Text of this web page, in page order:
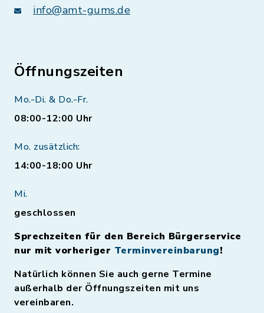
info@amt-gums.de
Öffnungszeiten
Mo.-Di. & Do.-Fr.
08:00-12:00 Uhr
Mo. zusätzlich:
14:00-18:00 Uhr
Mi.
geschlossen
Sprechzeiten für den Bereich Bürgerservice
nur mit vorheriger Terminvereinbarung!
Natürlich können Sie auch gerne Termine
außerhalb der Öffnungszeiten mit uns
vereinbaren.